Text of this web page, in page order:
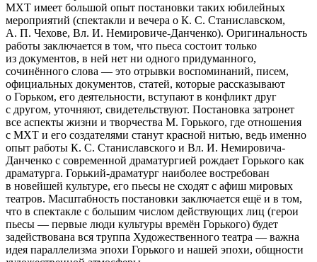
МХТ имеет большой опыт постановки таких юбилейных
мероприятий (спектакли и вечера о К. С. Станиславском,
А. П. Чехове, Вл. И. Немировиче-Данченко). Оригинальность
работы заключается в том, что пьеса состоит только
из документов, в ней нет ни одного придуманного,
сочинённого слова — это отрывки воспоминаний, писем,
официальных документов, статей, которые рассказывают
о Горьком, его деятельности, вступают в конфликт друг
с другом, уточняют, свидетельствуют. Постановка затронет
все аспекты жизни и творчества М. Горького, где отношения
с МХТ и его создателями станут красной нитью, ведь именно
опыт работы К. С. Станиславского и Вл. И. Немировича-
Данченко с современной драматургией рождает Горького как
драматурга. Горький-драматург наиболее востребован
в новейшей культуре, его пьесы не сходят с афиш мировых
театров. Масштабность постановки заключается ещё и в том,
что в спектакле с большим числом действующих лиц (герои
пьесы — первые люди культуры времён Горького) будет
задействована вся труппа Художественного театра — важна
идея параллелизма эпохи Горького и нашей эпохи, общности